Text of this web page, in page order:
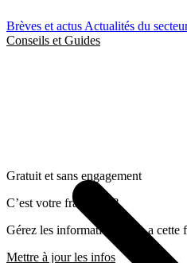
Brèves et actus Actualités du
Conseils et Guides
Gratuit et sans engagement
C’est votre franchise ?
Gérez les informations liées a cette
Mettre à jour les infos